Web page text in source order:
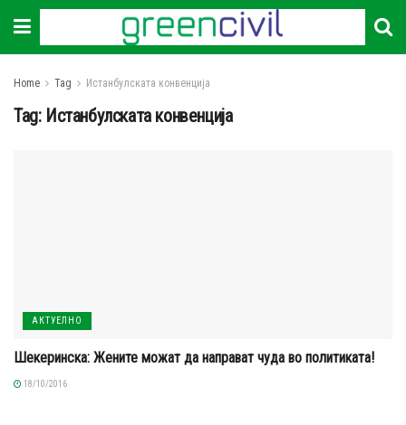
Home Tag Истанбулската конвенција
Tag: Истанбулската конвенција
АКТУЕЛНО
Шекеринска: Жените можат да направат чуда во политиката!
18/10/2016